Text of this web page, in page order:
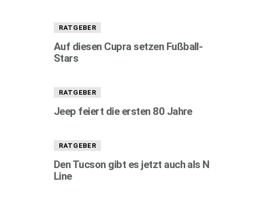
RATGEBER
Auf diesen Cupra setzen Fußball-
Stars
RATGEBER
Jeep feiert die ersten 80 Jahre
RATGEBER
Den Tucson gibt es jetzt auch als N
Line